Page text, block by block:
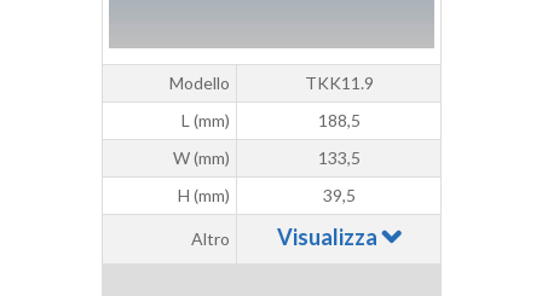
Modello
TKK11.9
L (mm)
188,5
W (mm)
133,5
H (mm)
39,5
Altro Visualizza